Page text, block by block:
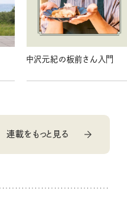
中沢元紀の板前さん入門
連載をもっと見る